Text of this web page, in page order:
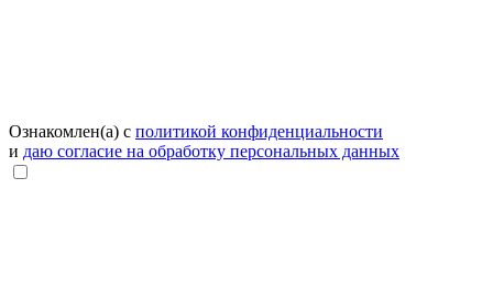
Ознакомлен(а) с политикой конфиденциальности
и даю согласие на обработку персональных данных